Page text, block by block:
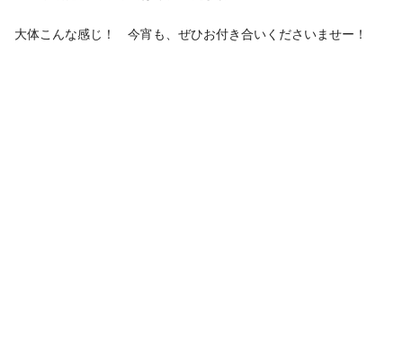
大体こんな感じ！ 今宵も、ぜひお付き合いくださいませー！